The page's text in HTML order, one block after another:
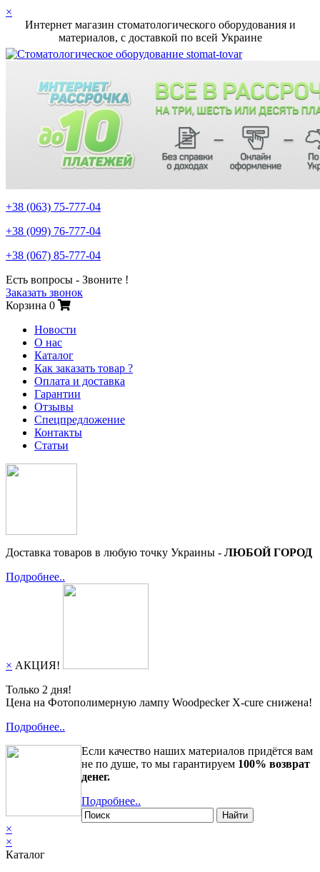
×
Интернет магазин стоматологического оборудования и
материалов, c доставкой по всей Украине
+38 (063) 75-777-04
+38 (099) 76-777-04
+38 (067) 85-777-04
Есть вопросы - Звоните !
Заказать звонок
Корзина 0
Новости
О нас
Каталог
Как заказать товар ?
Оплата и доставка
Гарантии
Отзывы
Спецпредложение
Контакты
Статьи
Доставка товаров в любую точку Украины - ЛЮБОЙ ГОРОД
Подробнее..
× АКЦИЯ!
Только 2 дня!
Цена на Фотополимерную лампу Woodpecker X-cure снижена!
Подробнее..
Если качество наших материалов придётся вам
не по душе, то мы гарантируем 100% возврат
денег.
Подробнее..
Найти
×
×
Каталог